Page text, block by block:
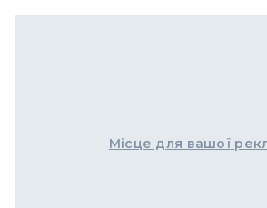
Місце для вашої